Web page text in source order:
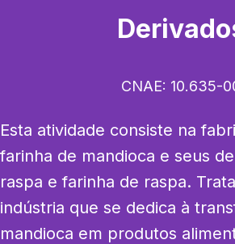
CNAE: 10.635-
Esta atividade consiste na
farinha de mandioca e seus
raspa e farinha de raspa.
indústria que se dedica à
mandioca em produtos